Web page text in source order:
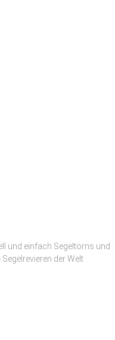
und einfach Segeltörns und
der Welt